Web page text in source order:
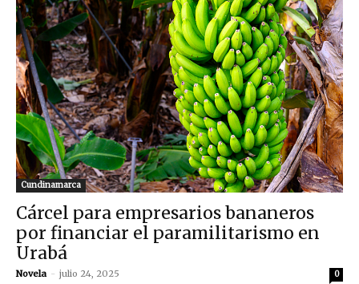
Cundinamarca
Cárcel para empresarios bananeros
por financiar el paramilitarismo en
Urabá
Novela - julio 24, 2025 0